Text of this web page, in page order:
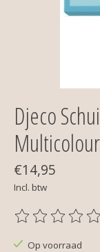
Djeco
Multicolour
€14,95
Incl. btw
De beoordeling
Op voorraad